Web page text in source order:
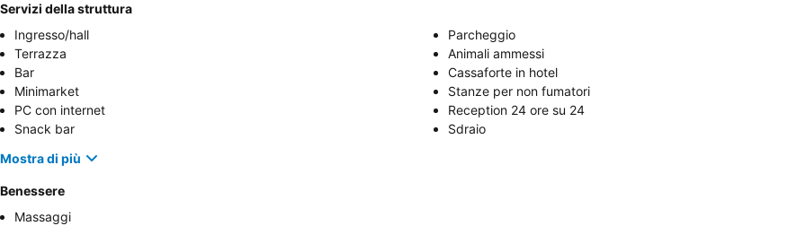
Servizi della struttura
Ingresso/hall
Parcheggio
Terrazza
Animali ammessi
Bar
Cassaforte in hotel
Minimarket
Stanze per non fumatori
PC con internet
Reception 24 ore su 24
Snack bar
Sdraio
Mostra di più
Benessere
Massaggi